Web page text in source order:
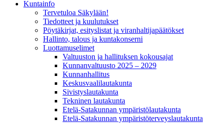
Kunta­info
Tervetuloa Säkylään!
Tiedotteet ja kuulutukset
Pöytäkirjat, esityslistat ja viranhaltijapäätökset
Hallinto, talous ja kuntakonserni
Luottamuselimet
Valtuuston ja hallituksen kokousajat
Kunnanvaltuusto 2025 – 2029
Kunnanhallitus
Keskusvaalilautakunta
Sivistyslautakunta
Tekninen lautakunta
Etelä-Satakunnan ympäristölautakunta
Etelä-Satakunnan ympäristöterveyslautakunta